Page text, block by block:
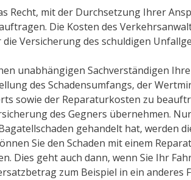
Recht, mit der Durchsetzung Ihrer
Die Kosten des
Versicherung des schuldigen
unabhängigen Sachverständigen
des Schadensumfangs, der
sowie der Reparaturkosten zu
des Gegners übernehmen.
gehandelt hat, werden
Sie den Schaden mit einem
Dies geht auch dann, wenn Sie Ihr
zum Beispiel in ein anderes